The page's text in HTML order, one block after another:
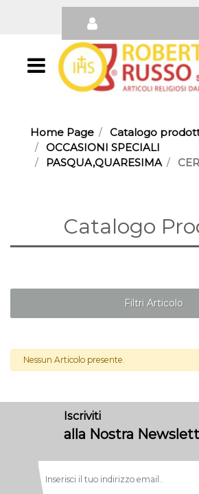
Open
Home Page
Catalogo
OCCASIONI SPECIALI
PASQUA,QUARESIMA
Catalogo
Filtri Articolo
Nessun Articolo presente.
Iscriviti
alla Nostra